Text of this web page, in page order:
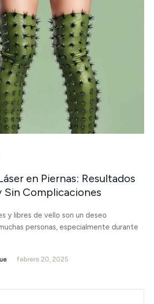
en Piernas: Resultados
Sin Complicaciones
y libres de vello son un deseo
personas, especialmente durante
febrero 20, 2025